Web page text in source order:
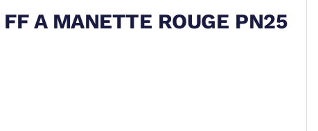
A MANETTE ROUGE PN25